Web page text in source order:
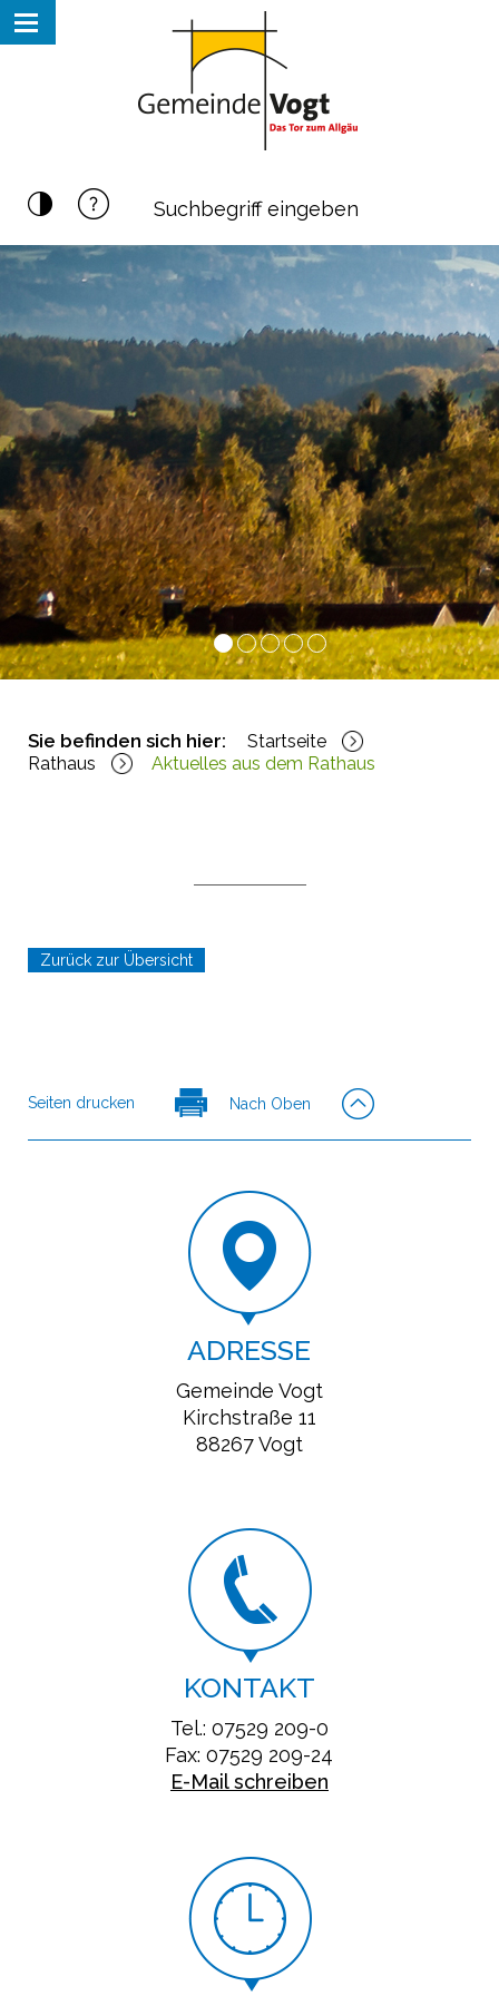
1 2 3 4 5
Sie befinden sich hier:
Startseite
Rathaus
Aktuelles aus dem Rathaus
Zurück zur Übersicht
Seiten drucken Nach Oben
ADRESSE
Gemeinde Vogt
Kirchstraße 11
88267 Vogt
KONTAKT
Tel.: 07529 209-0
Fax: 07529 209-24
E-Mail schreiben